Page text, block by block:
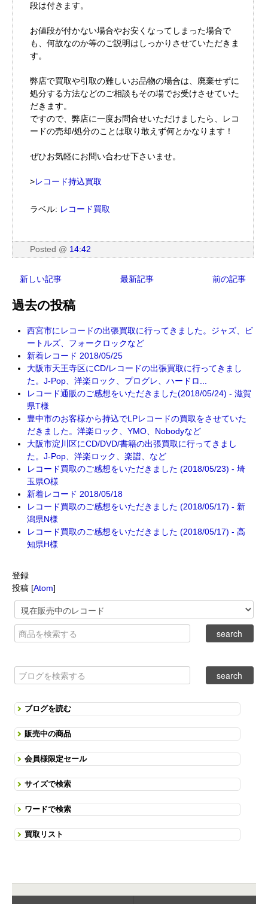
段は付きます。
お値段が付かない場合やお安くなってしまった場合で
も、何故なのか等のご説明はしっかりさせていただきま
す。
弊店で買取や引取の難しいお品物の場合は、廃棄せずに
処分する方法などのご相談もその場でお受けさせていた
だきます。
ですので、弊店に一度お問合せいただけましたら、レコ
ードの売却/処分のことは取り敢えず何とかなります！
ぜひお気軽にお問い合わせ下さいませ。
>レコード持込買取
ラベル: レコード買取
Posted @ 14:42
新しい記事 最新記事 前の記事
過去の投稿
西宮市にレコードの出張買取に行ってきました。ジャズ、ビ
ートルズ、フォークロックなど
新着レコード 2018/05/25
大阪市天王寺区にCD/レコードの出張買取に行ってきまし
た。J-Pop、洋楽ロック、プログレ、ハードロ...
レコード通販のご感想をいただきました(2018/05/24) - 滋賀
県T様
豊中市のお客様から持込でLPレコードの買取をさせていた
だきました。洋楽ロック、YMO、Nobodyなど
大阪市淀川区にCD/DVD/書籍の出張買取に行ってきまし
た。J-Pop、洋楽ロック、楽譜、など
レコード買取のご感想をいただきました (2018/05/23) - 埼
玉県O様
新着レコード 2018/05/18
レコード買取のご感想をいただきました (2018/05/17) - 新
潟県N様
レコード買取のご感想をいただきました (2018/05/17) - 高
知県H様
登録
投稿 [Atom]
ブログを読む
販売中の商品
会員様限定セール
サイズで検索
ワードで検索
買取リスト